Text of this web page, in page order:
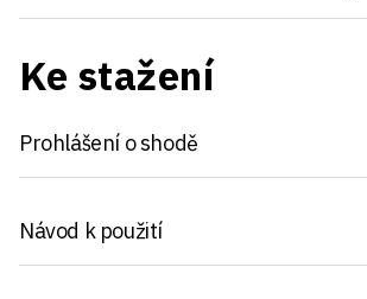
Ke stažení
Prohlášení o shodě
Návod k použití